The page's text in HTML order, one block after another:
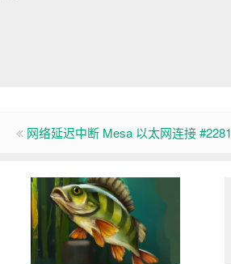
网络延迟中断 Mesa 以太网连接 #2281